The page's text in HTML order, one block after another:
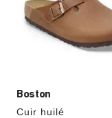
Boston
Cuir huilé
couleurs
modifiera